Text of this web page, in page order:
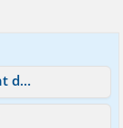
Zahnarztangst , Oralophobie wer kennt das?